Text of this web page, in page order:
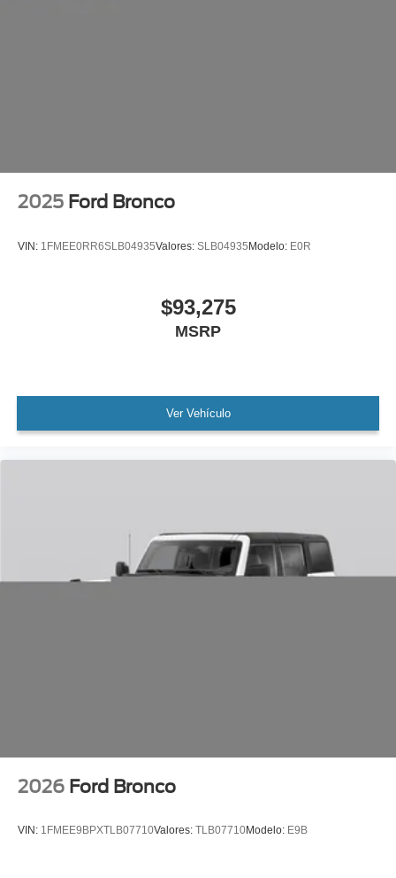
2025 Ford Bronco
VIN: 1FMEE0RR6SLB04935Valores: SLB04935Modelo: E0R
$93,275
MSRP
Ver Vehículo
2026 Ford Bronco
VIN: 1FMEE9BPXTLB07710Valores: TLB07710Modelo: E9B